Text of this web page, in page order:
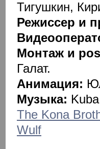
Тигушкин,
Режиссер и
Монтаж и
Галат.
Анимация:
Музыка:
The Kona
Wulf